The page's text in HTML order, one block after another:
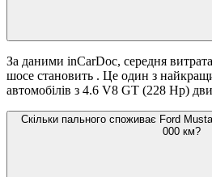
За даними inCarDoc, середня
шосе становить . Це один з
автомобілів з 4.6 V8 GT (228 Hp)
Скільки пального споживає Ford
000 км?